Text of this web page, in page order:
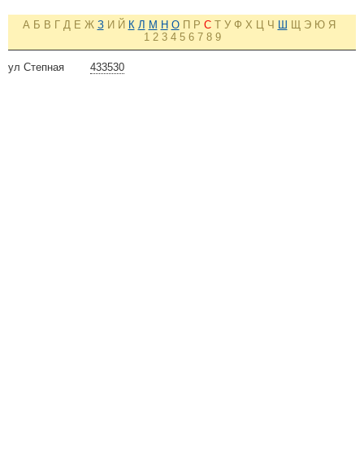
А Б В Г Д Е Ж З И Й К Л М Н О П Р С Т У Ф Х Ц Ч Ш Щ Э Ю Я
1 2 3 4 5 6 7 8 9
433530
ул Степная